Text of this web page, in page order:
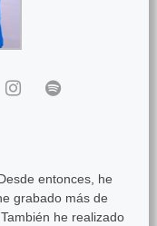
entonces, he
grabado más de
he realizado